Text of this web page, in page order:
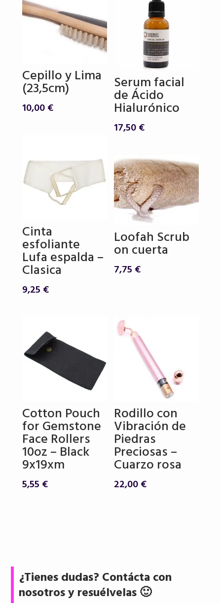
Cepillo y Lima
(23,5cm)
10,00€
Serum facial
de Ácido
Hialurónico
17,50€
Cinta
esfoliante
Lufa espalda –
Clasica
9,25 €
Loofah Scrub
on cuerta
7,75 €
Cotton Pouch
for Gemstone
Face Rollers
10oz – Black
9x19xm
5,55 €
Rodillo con
Vibración de
Piedras
Preciosas –
Cuarzo rosa
22,00€
¿Tienes dudas? Contácta con
nosotros y resuélvelas 🙂